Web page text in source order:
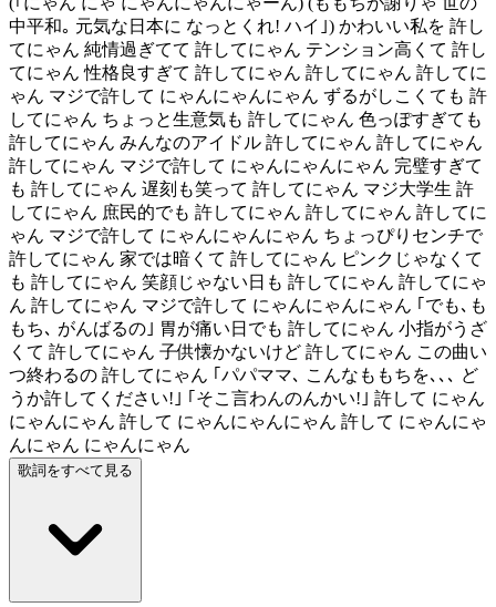
中平和｡ 元気な日本に なっとくれ! ハイ｣) かわいい私を 許し
てにゃん 純情過ぎてて 許してにゃん テンション高くて 許し
てにゃん 性格良すぎて 許してにゃん 許してにゃん 許してに
ゃん マジで許して にゃんにゃんにゃん ずるがしこくても 許
してにゃん ちょっと生意気も 許してにゃん 色っぽすぎても
許してにゃん みんなのアイドル 許してにゃん 許してにゃん
許してにゃん マジで許して にゃんにゃんにゃん 完璧すぎて
も 許してにゃん 遅刻も笑って 許してにゃん マジ大学生 許
してにゃん 庶民的でも 許してにゃん 許してにゃん 許してに
ゃん マジで許して にゃんにゃんにゃん ちょっぴりセンチで
許してにゃん 家では暗くて 許してにゃん ピンクじゃなくて
も 許してにゃん 笑顔じゃない日も 許してにゃん 許してにゃ
ん 許してにゃん マジで許して にゃんにゃんにゃん ｢でも､も
もち､ がんばるの｣ 胃が痛い日でも 許してにゃん 小指がうざ
くて 許してにゃん 子供懐かないけど 許してにゃん この曲い
つ終わるの 許してにゃん ｢パパママ､ こんなももちを､､､ ど
うか許してください!｣ ｢そこ言わんのんかい!｣ 許して にゃん
にゃんにゃん 許して にゃんにゃんにゃん 許して にゃんにゃ
んにゃん にゃんにゃん
歌詞をすべて見る